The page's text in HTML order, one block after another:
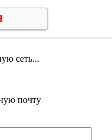
сеть...
почту